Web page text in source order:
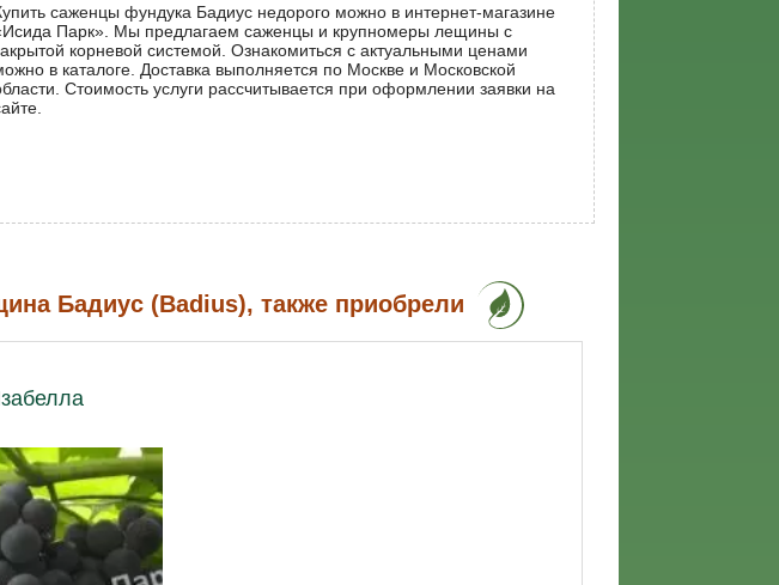
саженцы фундука Бадиус недорого можно в интернет-магазине
Парк». Мы предлагаем саженцы и крупномеры лещины с
корневой системой. Ознакомиться с актуальными ценами
в каталоге. Доставка выполняется по Москве и Московской
Стоимость услуги рассчитывается при оформлении заявки на
Бадиус (Badius), также приобрели